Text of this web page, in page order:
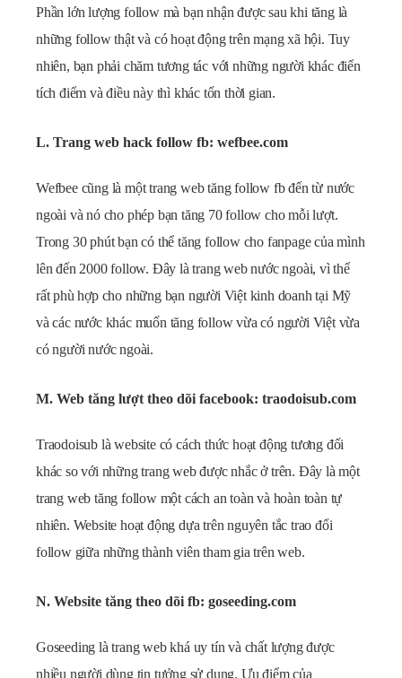
Phần lớn lượng follow mà bạn nhận được sau khi tăng là
những follow thật và có hoạt động trên mạng xã hội. Tuy
nhiên, bạn phải chăm tương tác với những người khác điển
tích điểm và điều này thì khác tốn thời gian.
L. Trang web hack follow fb: wefbee.com
Wefbee cũng là một trang web tăng follow fb đến từ nước
ngoài và nó cho phép bạn tăng 70 follow cho mỗi lượt.
Trong 30 phút bạn có thể tăng follow cho fanpage của mình
lên đến 2000 follow. Đây là trang web nước ngoài, vì thế
rất phù hợp cho những bạn người Việt kinh doanh tại Mỹ
và các nước khác muốn tăng follow vừa có người Việt vừa
có người nước ngoài.
M. Web tăng lượt theo dõi facebook: traodoisub.com
Traodoisub là website có cách thức hoạt động tương đối
khác so với những trang web được nhắc ở trên. Đây là một
trang web tăng follow một cách an toàn và hoàn toàn tự
nhiên. Website hoạt động dựa trên nguyên tắc trao đổi
follow giữa những thành viên tham gia trên web.
N. Website tăng theo dõi fb: goseeding.com
Goseeding là trang web khá uy tín và chất lượng được
nhiều người dùng tin tưởng sử dụng. Ưu điểm của